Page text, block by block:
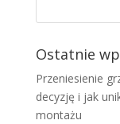
Ostatnie
Przeniesienie
decyzję i jak
montażu